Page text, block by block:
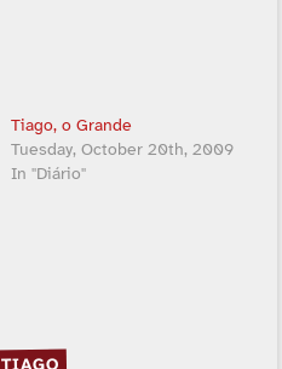
Tiago, o Grande
Tuesday, October 20th, 2009
In "Diário"